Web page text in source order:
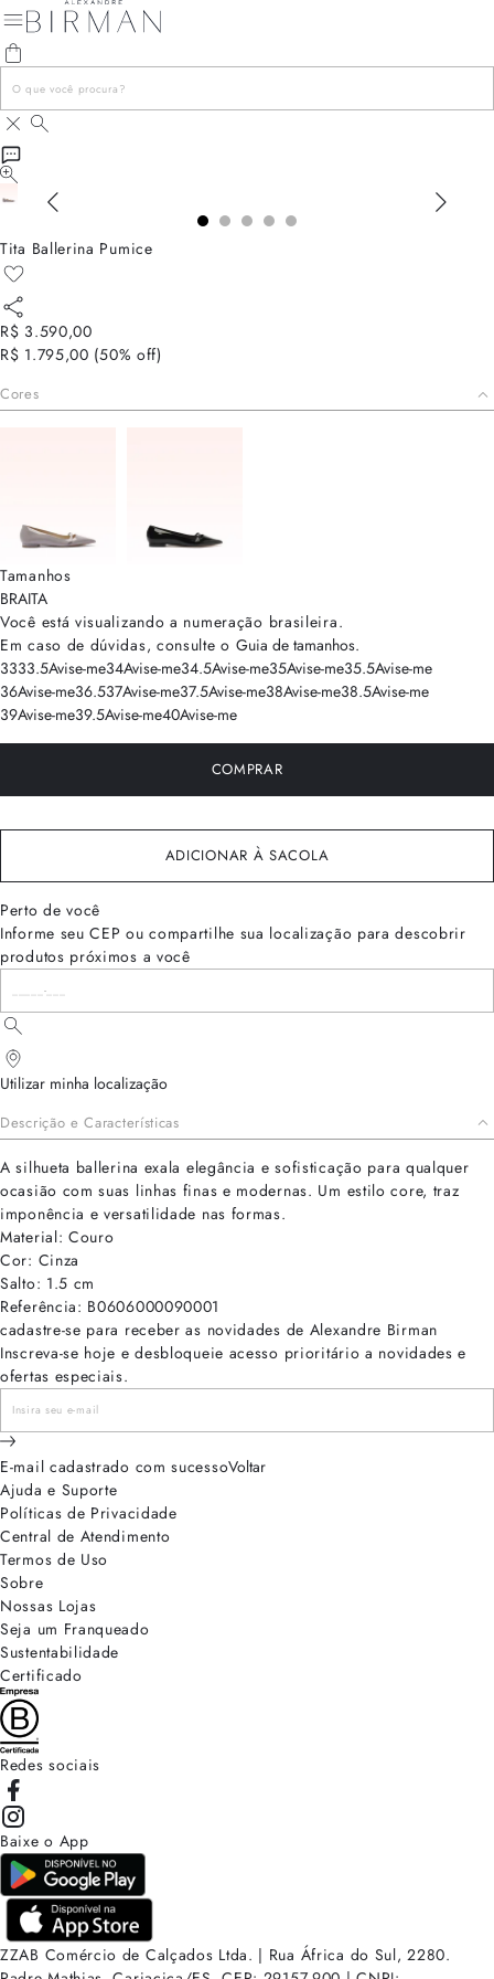
Tita Ballerina Pumice
R$ 3.590,00
R$ 1.795,00 (50% off)
Cores
Tamanhos
BRAITA
Você está visualizando a numeração brasileira.
Em caso de dúvidas, consulte o Guia de tamanhos.
3333.5Avise-me34Avise-me34.5Avise-me35Avise-me35.5Avise-me
36Avise-me36.537Avise-me37.5Avise-me38Avise-me38.5Avise-me
39Avise-me39.5Avise-me40Avise-me
COMPRAR
ADICIONAR À SACOLA
Perto de você
Informe seu CEP ou compartilhe sua localização para descobrir
produtos próximos a você
Utilizar minha localização
Descrição e Características
A silhueta ballerina exala elegância e sofisticação para qualquer
ocasião com suas linhas finas e modernas. Um estilo core, traz
imponência e versatilidade nas formas.
Material: Couro
Cor: Cinza
Salto: 1.5 cm
Referência: B0606000090001
cadastre-se para receber as novidades de Alexandre Birman
Inscreva-se hoje e desbloqueie acesso prioritário a novidades e
ofertas especiais.
E-mail cadastrado com sucessoVoltar
Ajuda e Suporte
Políticas de Privacidade
Central de Atendimento
Termos de Uso
Sobre
Nossas Lojas
Seja um Franqueado
Sustentabilidade
Certificado
Redes sociais
Baixe o App
ZZAB Comércio de Calçados Ltda. | Rua África do Sul, 2280.